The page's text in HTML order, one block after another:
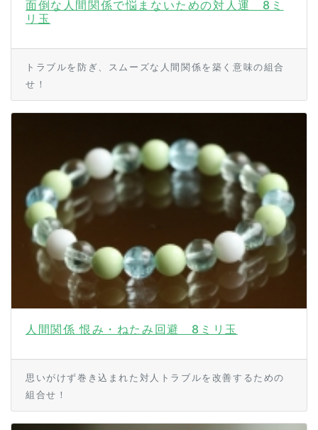
面倒な人間関係で悩まないための対人運 8ミ
リ玉
トラブルを防ぎ、スムーズな人間関係を築く意味の組合
せ！
人間関係 恨み・ねたみ回避 8ミリ玉
思いがけず巻き込まれた対人トラブルを改善するための
組合せ！